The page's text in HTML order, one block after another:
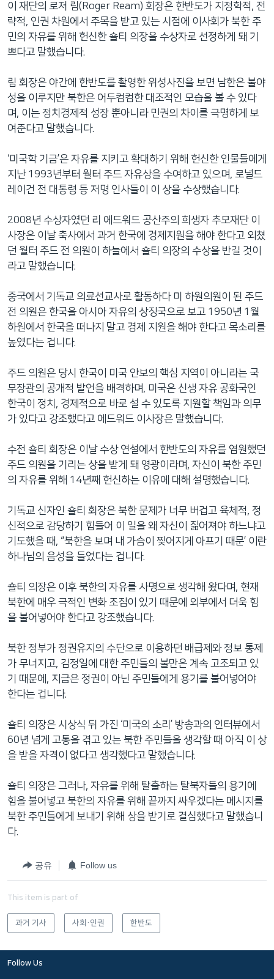
이 재단의 로저 림(Roger Ream) 회장은 한반도가 지정학적, 전
략적, 인권 차원에서 주목을 받고 있는 시점에 이사회가 북한 주
민의 자유를 위해 헌신한 숄티 의장을 수상자로 선정하게 돼 기
쁘다고 말했습니다.
림 회장은 야간에 한반도를 촬영한 위성사진을 보면 남한은 불야
성을 이루지만 북한은 어두컴컴한 대조적인 모습을 볼 수 있다
며, 이는 정치경제적 성장 뿐아니라 민권의 차이를 극명하게 보
여준다고 말했습니다.
‘미국학 기금’은 자유를 지키고 확대하기 위해 헌신한 인물들에게
지난 1993년부터 월터 주드 자유상을 수여하고 있으며, 로널드
레이건 전 대통령 등 저명 인사들이 이 상을 수상했습니다.
2008년 수상자였던 리 에드워드 공산주의 희생자 추모재단 이
사장은 이날 축사에서 과거 한국에 경제지원을 해야 한다고 외쳤
던 월터 주드 전 의원이 하늘에서 숄티 의장의 수상을 반길 것이
라고 말했습니다.
중국에서 기독교 의료선교사로 활동하다 미 하원의원이 된 주드
전 의원은 한국을 아시아 자유의 상징국으로 보고 1950년 1월
하원에서 한국을 떠나지 말고 경제 지원을 해야 한다고 목소리를
높였다는 겁니다.
주드 의원은 당시 한국이 미국 안보의 핵심 지역이 아니라는 국
무장관의 공개적 발언을 배격하며, 미국은 신생 자유 공화국인
한국이 정치, 경제적으로 바로 설 수 있도록 지원할 책임과 의무
가 있다고 강조했다고 에드워드 이사장은 말했습니다.
수전 숄티 회장은 이날 수상 연설에서 한반도의 자유를 염원했던
주드 의원을 기리는 상을 받게 돼 영광이라며, 자신이 북한 주민
의 자유를 위해 14년째 헌신하는 이유에 대해 설명했습니다.
기독교 신자인 숄티 회장은 북한 문제가 너무 버겁고 육체적, 정
신적으로 감당하기 힘들어 이 일을 왜 자신이 짊어져야 하느냐고
기도했을 때, “북한을 보며 내 가슴이 찢어지게 아프기 때문’ 이란
하나님의 음성을 들었다는 겁니다.
숄티 의장은 이후 북한의 자유를 사명으로 생각해 왔다며, 현재
북한에 매우 극적인 변화 조짐이 있기 때문에 외부에서 더욱 힘
을 불어넣어야 한다고 강조했습니다.
북한 정부가 정권유지의 수단으로 이용하던 배급제와 정보 통제
가 무너지고, 김정일에 대한 주민들의 불만은 계속 고조되고 있
기 때문에, 지금은 정권이 아닌 주민들에게 용기를 불어넣어야
한다는 겁니다.
숄티 의장은 시상식 뒤 가진 ‘미국의 소리’ 방송과의 인터뷰에서
60년 넘게 고통을 겪고 있는 북한 주민들을 생각할 때 아직 이 상
을 받을 자격이 없다고 생각했다고 말했습니다.
숄티 의장은 그러나, 자유를 위해 탈출하는 탈북자들의 용기에
힘을 불어넣고 북한의 자유를 위해 끝까지 싸우겠다는 메시지를
북한 주민들에게 보내기 위해 상을 받기로 결심했다고 말했습니
다.
공유 Follow us
This item is part of
과거 기사 사회·인권 한반도
Follow Us